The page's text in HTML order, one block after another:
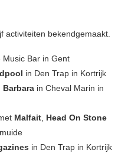
activiteiten bekendgemaakt.
Music Bar in Gent
in Den Trap in Kortrijk
Barbara in Cheval Marin in
Malfait, Head On Stone
in Den Trap in Kortrijk